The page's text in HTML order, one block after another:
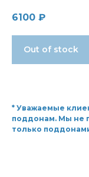
6100 ₽
Out of stock
* Уважаемые
поддонам. Мы не
только